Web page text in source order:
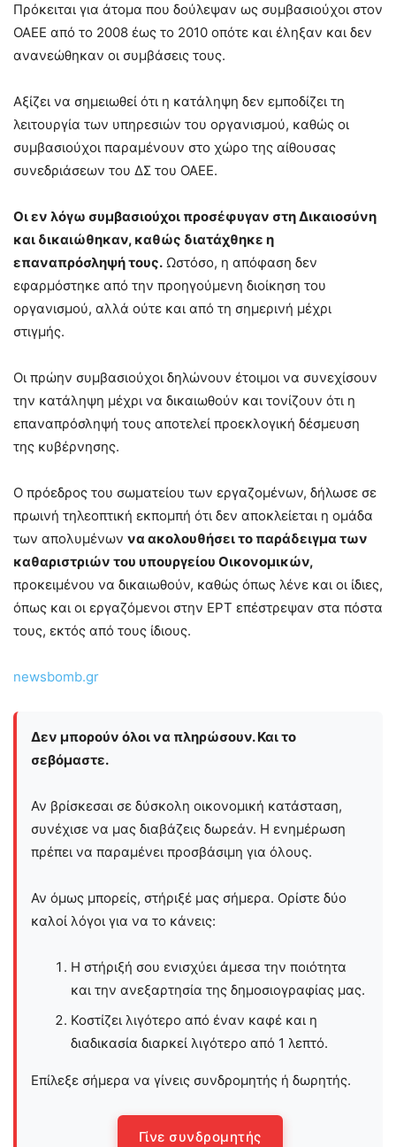
Πρόκειται για άτομα που δούλεψαν ως συμβασιούχοι στον
ΟΑΕΕ από το 2008 έως το 2010 οπότε και έληξαν και δεν
ανανεώθηκαν οι συμβάσεις τους.
Αξίζει να σημειωθεί ότι η κατάληψη δεν εμποδίζει τη
λειτουργία των υπηρεσιών του οργανισμού, καθώς οι
συμβασιούχοι παραμένουν στο χώρο της αίθουσας
συνεδριάσεων του ΔΣ του ΟΑΕΕ.
Οι εν λόγω συμβασιούχοι προσέφυγαν στη Δικαιοσύνη
και δικαιώθηκαν, καθώς διατάχθηκε η
επαναπρόσληψή τους. Ωστόσο, η απόφαση δεν
εφαρμόστηκε από την προηγούμενη διοίκηση του
οργανισμού, αλλά ούτε και από τη σημερινή μέχρι
στιγμής.
Οι πρώην συμβασιούχοι δηλώνουν έτοιμοι να συνεχίσουν
την κατάληψη μέχρι να δικαιωθούν και τονίζουν ότι η
επαναπρόσληψή τους αποτελεί προεκλογική δέσμευση
της κυβέρνησης.
Ο πρόεδρος του σωματείου των εργαζομένων, δήλωσε σε
πρωινή τηλεοπτική εκπομπή ότι δεν αποκλείεται η ομάδα
των απολυμένων να ακολουθήσει το παράδειγμα των
καθαριστριών του υπουργείου Οικονομικών,
προκειμένου να δικαιωθούν, καθώς όπως λένε και οι ίδιες,
όπως και οι εργαζόμενοι στην ΕΡΤ επέστρεψαν στα πόστα
τους, εκτός από τους ίδιους.
newsbomb.gr
Δεν μπορούν όλοι να πληρώσουν. Και το
σεβόμαστε.
Αν βρίσκεσαι σε δύσκολη οικονομική κατάσταση,
συνέχισε να μας διαβάζεις δωρεάν. Η ενημέρωση
πρέπει να παραμένει προσβάσιμη για όλους.
Αν όμως μπορείς, στήριξέ μας σήμερα. Ορίστε δύο
καλοί λόγοι για να το κάνεις:
Η στήριξή σου ενισχύει άμεσα την ποιότητα
και την ανεξαρτησία της δημοσιογραφίας μας.
Κοστίζει λιγότερο από έναν καφέ και η
διαδικασία διαρκεί λιγότερο από 1 λεπτό.
Επίλεξε σήμερα να γίνεις συνδρομητής ή δωρητής.
Γίνε συνδρομητής